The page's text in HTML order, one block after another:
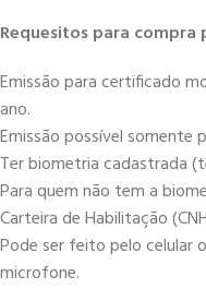
Requesitos para
Emissão para certificado
ano.
Emissão possível somente
Ter biometria cadastrada
Para quem não tem a
Carteira de Habilitação
Pode ser feito pelo celular
microfone.